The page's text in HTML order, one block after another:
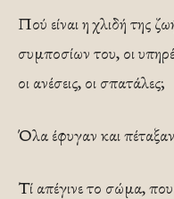
Πού είναι η χλιδή της
συμποσίων του, οι
οι ανέσεις, οι σπατάλες;
Όλα έφυγαν και
Τί απέγινε το σώμα,